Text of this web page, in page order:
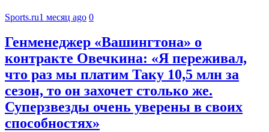
Sports.ru1 месяц ago 0
Генменеджер «Вашингтона» о
контракте Овечкина: «Я переживал,
что раз мы платим Таку 10,5 млн за
сезон, то он захочет столько же.
Суперзвезды очень уверены в своих
способностях»